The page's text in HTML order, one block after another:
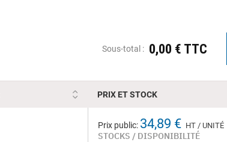
Sous-total : 0,00 € TTC
PRIX ET STOCK
Prix public: 34,89 € HT / UNITÉ
STOCKS / DISPONIBILITÉ